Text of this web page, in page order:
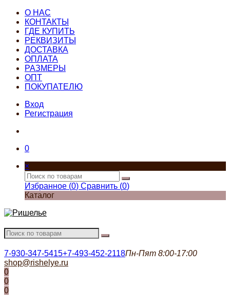
О НАС
КОНТАКТЫ
ГДЕ КУПИТЬ
РЕКВИЗИТЫ
ДОСТАВКА
ОПЛАТА
РАЗМЕРЫ
ОПТ
ПОКУПАТЕЛЮ
Вход
Регистрация
0
×
Избранное (0) Сравнить (0)
Каталог
7-930-347-5415+7-493-452-2118Пн-Пят 8:00-17:00
shop@rishelye.ru
0
0
0